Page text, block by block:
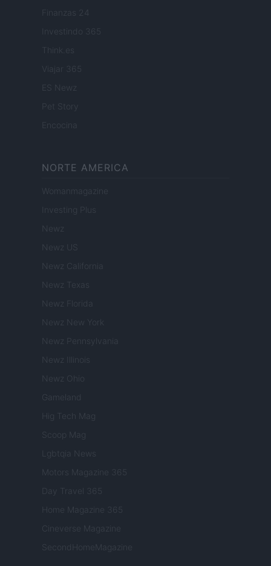
Finanzas 24
Investindo 365
Think.es
Viajar 365
ES Newz
Encocina
NORTE AMERICA
Womanmagazine
Investing Plus
Newz
Newz US
Newz California
Newz Texas
Newz Florida
Newz New York
Newz Pennsylvania
Newz Illinois
Newz Ohio
Gameland
Hig Tech Mag
Scoop Mag
Lgbtqia News
Motors Magazine 365
Day Travel 365
Home Magazine 365
Cineverse Magazine
SecondHomeMagazine